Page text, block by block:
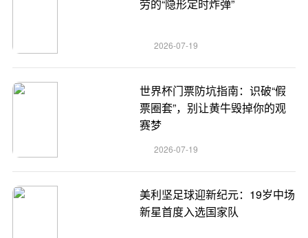
劳的“隐形定时炸弹”
2026-07-19
世界杯门票防坑指南：识破“假
票圈套”，别让黄牛毁掉你的观
赛梦
2026-07-19
美利坚足球迎新纪元：19岁中场
新星首度入选国家队